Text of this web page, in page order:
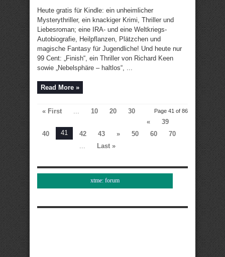
Heute gratis für Kindle: ein unheimlicher
Mysterythriller, ein knackiger Krimi, Thriller und
Liebesroman; eine IRA- und eine Weltkriegs-
Autobiografie, Heilpflanzen, Plätzchen und
magische Fantasy für Jugendliche! Und heute nur
99 Cent: „Finish“, ein Thriller von Richard Keen
sowie „Nebelsphäre – haltlos“, ...
Read More »
Page 41 of 86
« First ... 10 20
30
«
39
40
41 42 43 » 50 60
70
...
Last »
xtme: forum